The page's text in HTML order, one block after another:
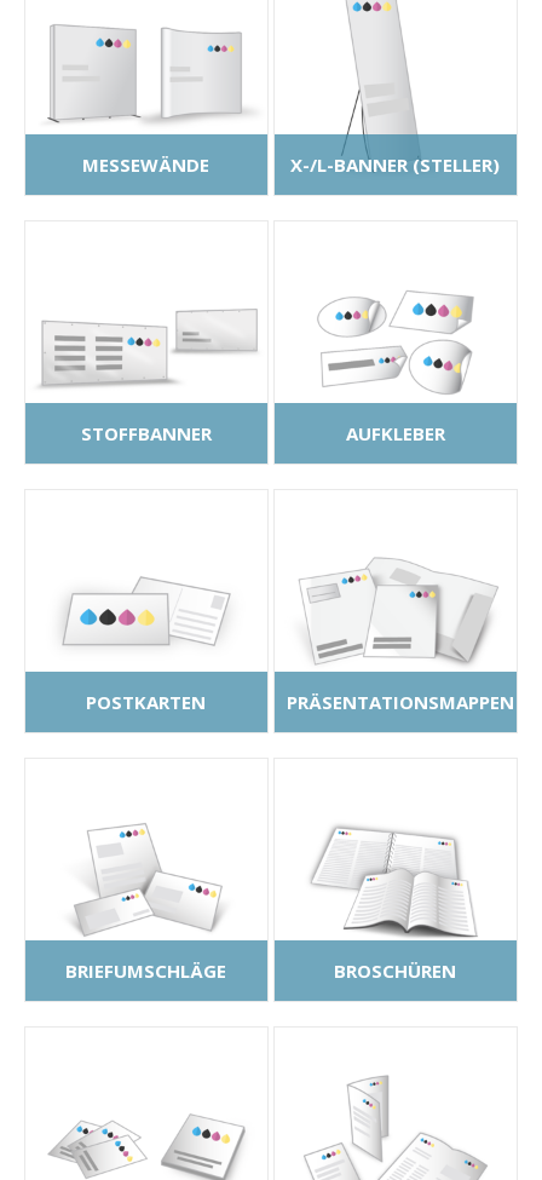
MESSEWÄNDE X-/L-BANNER (STELLER)
STOFFBANNER AUFKLEBER
POSTKARTEN PRÄSENTATIONSMAPPEN
BRIEFUMSCHLÄGE BROSCHÜREN